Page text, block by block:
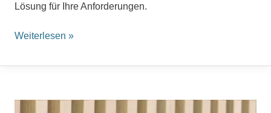
Lösung für Ihre Anforderungen.
Weiterlesen »